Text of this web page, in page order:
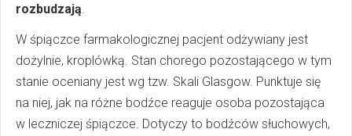
rozbudzają
W śpiączce farmakologicznej pacjent odżywiany jest
dożylnie, kroplówką. Stan chorego pozostającego w tym
stanie oceniany jest wg tzw. Skali Glasgow. Punktuje się
na niej, jak na różne bodźce reaguje osoba pozostająca
w leczniczej śpiączce. Dotyczy to bodźców słuchowych,